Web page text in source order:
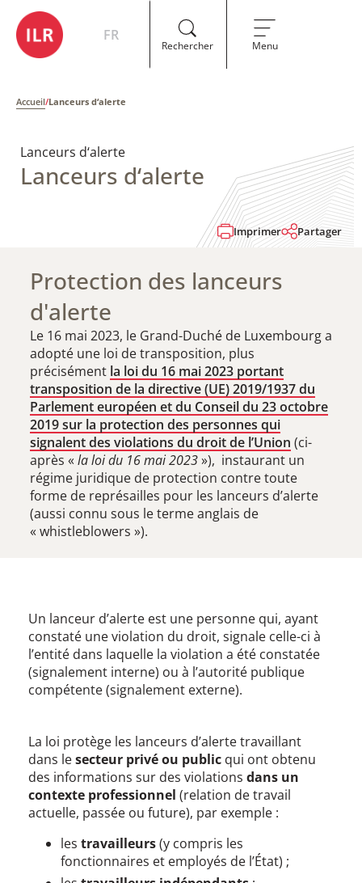
FR
Rechercher Menu
Accueil/Lanceurs d‘alerte
Lanceurs d‘alerte
Lanceurs d‘alerte
Imprimer Partager
Protection des lanceurs
d'alerte
Le 16 mai 2023, le Grand-Duché de Luxembourg a
adopté une loi de transposition, plus
précisément la loi du 16 mai 2023 portant
transposition de la directive (UE) 2019/1937 du
Parlement européen et du Conseil du 23 octobre
2019 sur la protection des personnes qui
signalent des violations du droit de l’Union (ci-
après «la loi du 16 mai 2023»), instaurant un
régime juridique de protection contre toute
forme de représailles pour les lanceurs d’alerte
(aussi connu sous le terme anglais de
« whistleblowers »).
Un lanceur d’alerte est une personne qui, ayant
constaté une violation du droit, signale celle-ci à
l’entité dans laquelle la violation a été constatée
(signalement interne) ou à l’autorité publique
compétente (signalement externe).
La loi protège les lanceurs d’alerte travaillant
dans lesecteur privé ou public qui ont obtenu
des informations sur des violations dans un
contexte professionnel (relation de travail
actuelle, passée ou future), par exemple :
les travailleurs(y compris les
fonctionnaires et employés de l’État) ;